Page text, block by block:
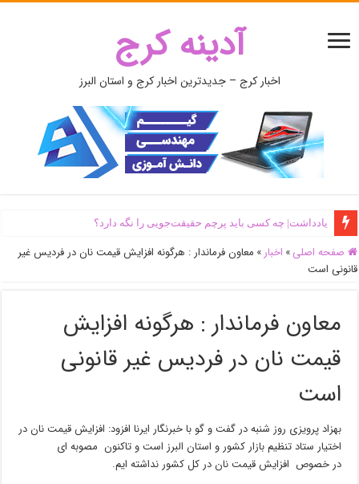
آدینه کرج
اخبار کرج – جدیدترین اخبار کرج و استان البرز
یادداشت| ‌چه کسی باید پرچم حقیقت‌جویی را نگه دارد؟
صفحه اصلی » اخبار » معاون فرماندار : هرگونه افزایش قیمت نان در فردیس غیر
قانونی است
معاون فرماندار : هرگونه افزایش
قیمت نان در فردیس غیر قانونی
است
بهزاد پرویزی روز شنبه در گفت و گو با خبرنگار ایرنا افزود: افزایش قیمت نان در
اختیار ستاد تنظیم بازار کشور و استان البرز است و تاکنون مصوبه ای
در خصوص افزایش قیمت نان در کل کشور نداشته ایم.